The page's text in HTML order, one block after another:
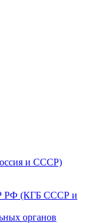
и СССР)
РФ (КГБ СССР и
органов